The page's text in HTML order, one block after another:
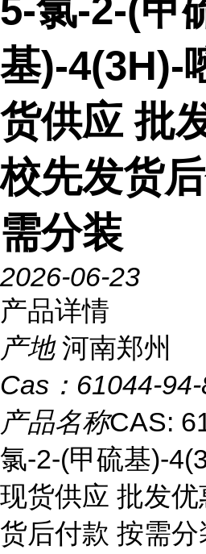
5-氯-2-(甲
基)-4(3H)-
货供应 批
校先发货
需分装
2026-06-23
产品详情
产地 河南郑州
Cas： 61044-
产品名称CAS:
氯-2-(甲硫基)-
现货供应 批发
货后付款 按需分